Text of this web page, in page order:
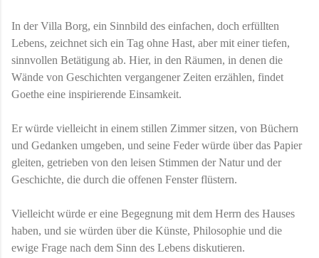
In der Villa Borg, ein Sinnbild des einfachen, doch erfüllten
Lebens, zeichnet sich ein Tag ohne Hast, aber mit einer tiefen,
sinnvollen Betätigung ab. Hier, in den Räumen, in denen die
Wände von Geschichten vergangener Zeiten erzählen, findet
Goethe eine inspirierende Einsamkeit.
Er würde vielleicht in einem stillen Zimmer sitzen, von Büchern
und Gedanken umgeben, und seine Feder würde über das Papier
gleiten, getrieben von den leisen Stimmen der Natur und der
Geschichte, die durch die offenen Fenster flüstern.
Vielleicht würde er eine Begegnung mit dem Herrn des Hauses
haben, und sie würden über die Künste, Philosophie und die
ewige Frage nach dem Sinn des Lebens diskutieren.